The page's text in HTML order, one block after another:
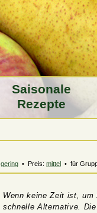
Saiso­nale
Rezepte
gering • Preis: mittel • für
Wenn keine Zeit ist,
schnelle Alternative.